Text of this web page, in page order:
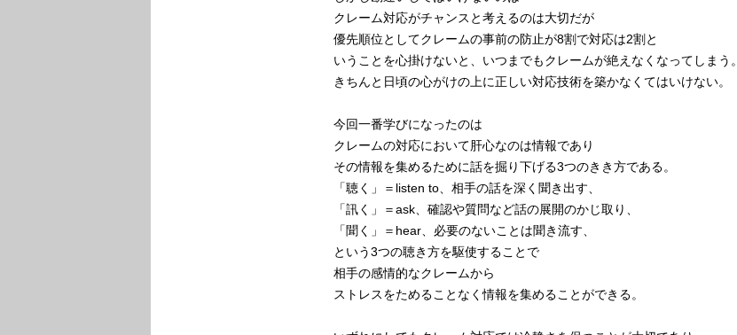
クレーム対応がチャンスと考えるのは大切だが
優先順位としてクレームの事前の防止が8割で対応は2割と
いうことを心掛けないと、いつまでもクレームが絶えなくなってしまう。
きちんと日頃の心がけの上に正しい対応技術を築かなくてはいけない。
今回一番学びになったのは
クレームの対応において肝心なのは情報であり
その情報を集めるために話を掘り下げる3つのきき方である。
「聴く」＝listen to、相手の話を深く聞き出す、
「訊く」＝ask、確認や質問など話の展開のかじ取り、
「聞く」＝hear、必要のないことは聞き流す、
という3つの聴き方を駆使することで
相手の感情的なクレームから
ストレスをためることなく情報を集めることができる。